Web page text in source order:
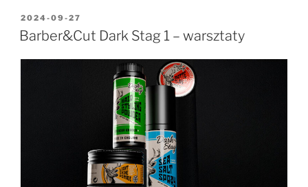
2024-09-27
Barber&Cut Dark Stag 1 – warsztaty